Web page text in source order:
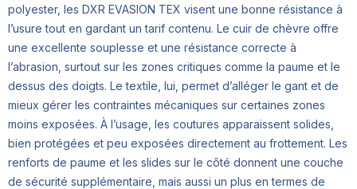
polyester, les DXR EVASION TEX visent une bonne résistance à
l’usure tout en gardant un tarif contenu. Le cuir de chèvre offre
une excellente souplesse et une résistance correcte à
l’abrasion, surtout sur les zones critiques comme la paume et le
dessus des doigts. Le textile, lui, permet d’alléger le gant et de
mieux gérer les contraintes mécaniques sur certaines zones
moins exposées. À l’usage, les coutures apparaissent solides,
bien protégées et peu exposées directement au frottement. Les
renforts de paume et les slides sur le côté donnent une couche
de sécurité supplémentaire, mais aussi un plus en termes de